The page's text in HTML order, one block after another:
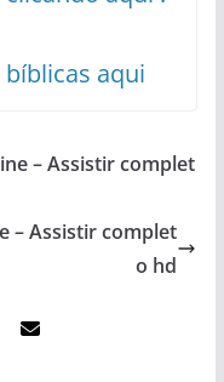
aqui
– Assistir complet
– Assistir complet
o hd